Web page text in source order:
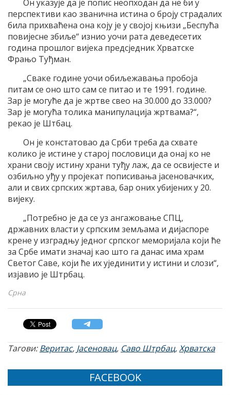
Он указује да је попис неопходан да не би у
перспективи као званична истина о броју страдалих
била прихваћена она коју је у својој књизи „Беспућа
повијесне збиље“ изнио уочи рата деведесетих
година прошлог вијека предсједник Хрватске
Фрањо Туђман.
„Сваке године уочи обиљежавања пробоја
питам се оно што сам се питао и те 1991. године.
Зар је могуће да је жртве свео на 30.000 до 33.000?
Зар је могућа толика манипулација жртвама?“,
рекао је Штбац.
Он је констатовао да Срби треба да схвате
колико је истине у старој пословици да онај ко не
храни своју истину храни туђу лаж, да се освијесте и
озбиљно уђу у пројекат пописивања јасеновачких,
али и свих српских жртава, бар оних убијених у 20.
вијеку.
„Потребно је да се уз ангажовање СПЦ,
државних власти у српским земљама и дијаспоре
крене у изградњу једног српског меморијала који ће
за Србе имати значај као што га данас има храм
Светог Саве, који ће их ујединити у истини и слози“,
изјавио је Штрбац.
Срна
Тагови:Веритас, Јасеновац, Саво Штрбац,Хрватска
FACEBOOK